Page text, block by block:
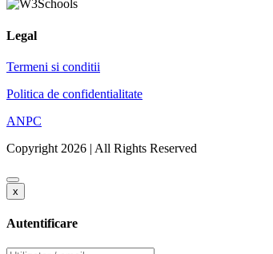
Legal
Termeni si conditii
Politica de confidentialitate
ANPC
Copyright 2026 | All Rights Reserved
x
Autentificare